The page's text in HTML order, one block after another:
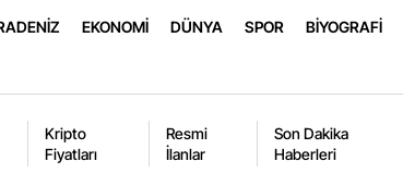
Şanlıurfa
Uşak
EKONOMİ DÜNYA SPOR BİYOGRAFİ
Kripto
Fiyatları
Resmi
İlanlar
Son Dakika
Haberleri